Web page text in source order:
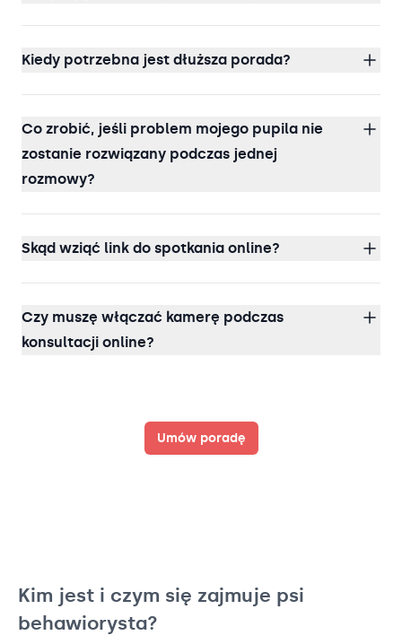
Kiedy potrzebna jest dłuższa porada?
Co zrobić, jeśli problem mojego pupila nie
zostanie rozwiązany podczas jednej
rozmowy?
Skąd wziąć link do spotkania online?
Czy muszę włączać kamerę podczas
konsultacji online?
Umów poradę
Kim jest i czym się zajmuje psi
behawiorysta?